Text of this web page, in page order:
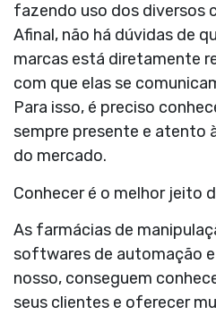
fazendo uso dos diversos
Afinal, não há dúvidas de
marcas está diretamente
com que elas se
Para isso, é preciso
sempre presente e atento
do mercado.
Conhecer é o melhor jeito
As farmácias de
softwares de automação
nosso, conseguem
seus clientes e oferecer